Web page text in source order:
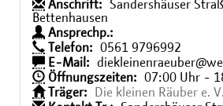
Anschrift:
Sandershäuser
Bettenhausen
Ansprechp.:
Telefon:
0561 9796992
E-Mail:
Öffnungszeiten:
07:00 Uhr -
Träger:
Die kleinen Räuber e. V.